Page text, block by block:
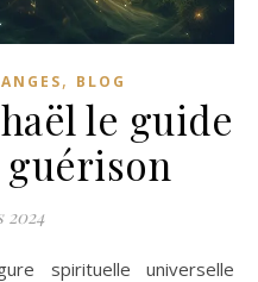
, BLOG
le guide
2024